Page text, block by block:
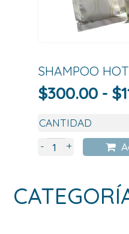
SHAMPOO
$300.00 - $
- +